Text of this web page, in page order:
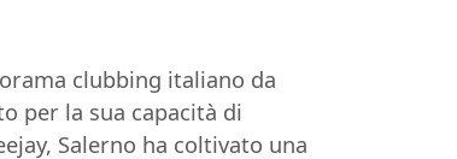
clubbing italiano da
per la sua capacità di
Salerno ha coltivato una